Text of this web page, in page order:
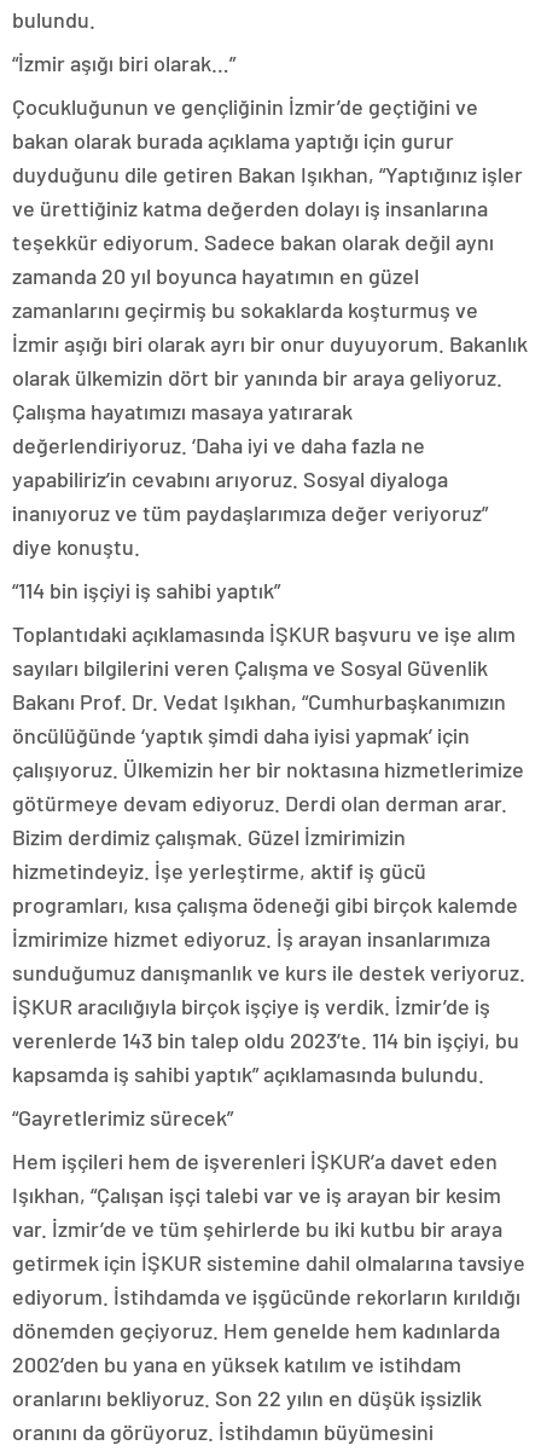
bulundu.
“İzmir aşığı biri olarak…”
Çocukluğunun ve gençliğinin İzmir’de geçtiğini ve
bakan olarak burada açıklama yaptığı için gurur
duyduğunu dile getiren Bakan Işıkhan, “Yaptığınız işler
ve ürettiğiniz katma değerden dolayı iş insanlarına
teşekkür ediyorum. Sadece bakan olarak değil aynı
zamanda 20 yıl boyunca hayatımın en güzel
zamanlarını geçirmiş bu sokaklarda koşturmuş ve
İzmir aşığı biri olarak ayrı bir onur duyuyorum. Bakanlık
olarak ülkemizin dört bir yanında bir araya geliyoruz.
Çalışma hayatımızı masaya yatırarak
değerlendiriyoruz. ‘Daha iyi ve daha fazla ne
yapabiliriz’in cevabını arıyoruz. Sosyal diyaloga
inanıyoruz ve tüm paydaşlarımıza değer veriyoruz”
diye konuştu.
“114 bin işçiyi iş sahibi yaptık”
Toplantıdaki açıklamasında İŞKUR başvuru ve işe alım
sayıları bilgilerini veren Çalışma ve Sosyal Güvenlik
Bakanı Prof. Dr. Vedat Işıkhan, “Cumhurbaşkanımızın
öncülüğünde ‘yaptık şimdi daha iyisi yapmak’ için
çalışıyoruz. Ülkemizin her bir noktasına hizmetlerimize
götürmeye devam ediyoruz. Derdi olan derman arar.
Bizim derdimiz çalışmak. Güzel İzmirimizin
hizmetindeyiz. İşe yerleştirme, aktif iş gücü
programları, kısa çalışma ödeneği gibi birçok kalemde
İzmirimize hizmet ediyoruz. İş arayan insanlarımıza
sunduğumuz danışmanlık ve kurs ile destek veriyoruz.
İŞKUR aracılığıyla birçok işçiye iş verdik. İzmir’de iş
verenlerde 143 bin talep oldu 2023’te. 114 bin işçiyi, bu
kapsamda iş sahibi yaptık” açıklamasında bulundu.
“Gayretlerimiz sürecek”
Hem işçileri hem de işverenleri İŞKUR’a davet eden
Işıkhan, “Çalışan işçi talebi var ve iş arayan bir kesim
var. İzmir’de ve tüm şehirlerde bu iki kutbu bir araya
getirmek için İŞKUR sistemine dahil olmalarına tavsiye
ediyorum. İstihdamda ve işgücünde rekorların kırıldığı
dönemden geçiyoruz. Hem genelde hem kadınlarda
2002’den bu yana en yüksek katılım ve istihdam
oranlarını bekliyoruz. Son 22 yılın en düşük işsizlik
oranını da görüyoruz. İstihdamın büyümesini